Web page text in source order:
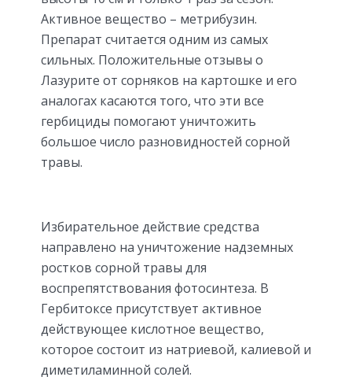
Активное вещество – метрибузин.
Препарат считается одним из самых
сильных. Положительные отзывы о
Лазурите от сорняков на картошке и его
аналогах касаются того, что эти все
гербициды помогают уничтожить
большое число разновидностей сорной
травы.
Избирательное действие средства
направлено на уничтожение надземных
ростков сорной травы для
воспрепятствования фотосинтеза. В
Гербитоксе присутствует активное
действующее кислотное вещество,
которое состоит из натриевой, калиевой и
диметиламинной солей.